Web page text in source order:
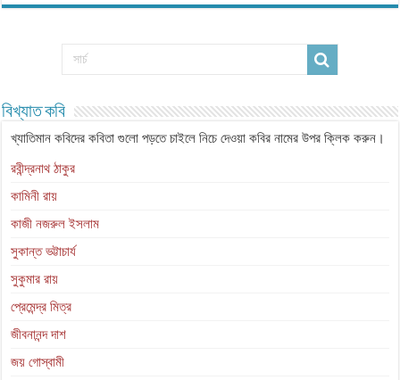
বিখ্যাত কবি
খ্যাতিমান কবিদের কবিতা গুলো পড়তে চাইলে নিচে দেওয়া কবির নামের উপর ক্লিক করুন।
রবীন্দ্রনাথ ঠাকুর
কামিনী রায়
কাজী নজরুল ইসলাম
সুকান্ত ভট্টাচার্য
সুকুমার রায়
প্রেমেন্দ্র মিত্র
জীবনানন্দ দাশ
জয় গোস্বামী